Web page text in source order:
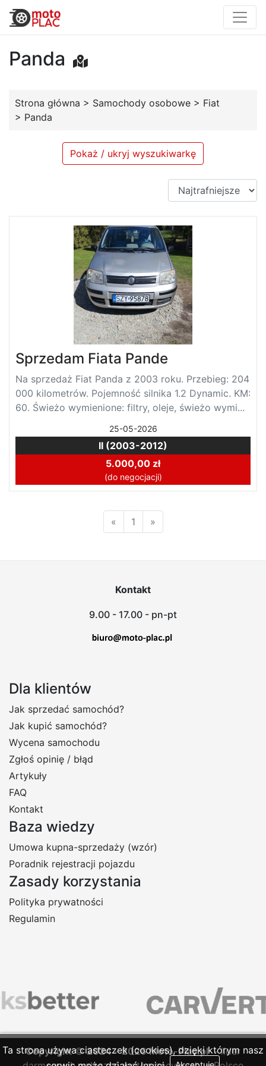
Panda
Strona główna > Samochody osobowe > Fiat
> Panda
Pokaż / ukryj wyszukiwarkę
Sprzedam Fiata Pande
Na sprzedaż Fiat Panda z 2003 roku. Przebieg: 204
000 kilometrów. Pojemność silnika 1.2 Dynamic. KM:
60. Świeżo wymienione: filtry, oleje, świeżo wymi...
25-05-2026
II (2003-2012)
5.000,00 zł
(do negocjacji)
« 1 »
Kontakt
9.00 - 17.00 - pn-pt
Dla klientów
Jak sprzedać samochód?
Jak kupić samochód?
Wycena samochodu
Zgłoś opinię / błąd
Artykuły
FAQ
Kontakt
Baza wiedzy
Umowa kupna-sprzedaży (wzór)
Poradnik rejestracji pojazdu
Zasady korzystania
Polityka prywatności
Regulamin
Copyright©2024-2026Moto-Plac.pl- lider
Ta strona używa ciasteczek (cookies), dzięki którym nasz